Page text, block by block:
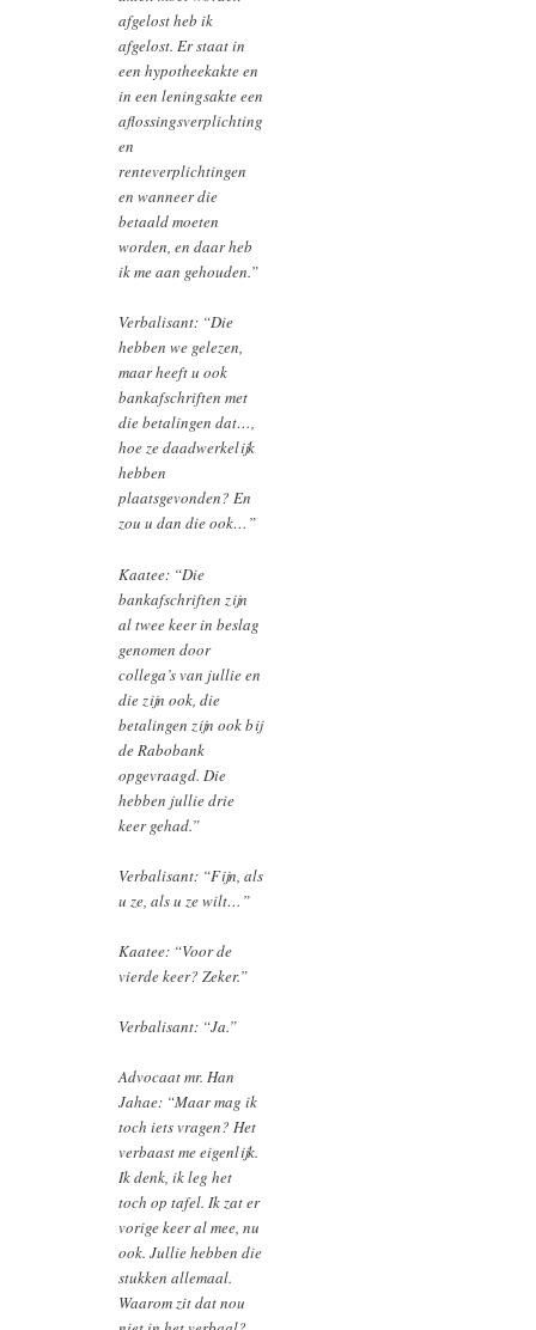
afgelost heb ik
afgelost. Er staat in
een hypotheekakte en
in een leningsakte een
aflossingsverplichting
en
renteverplichtingen
en wanneer die
betaald moeten
worden, en daar heb
ik me aan gehouden.”
Verbalisant: “Die
hebben we gelezen,
maar heeft u ook
bankafschriften met
die betalingen dat…,
hoe ze daadwerkelijk
hebben
plaatsgevonden? En
zou u dan die ook…”
Kaatee: “Die
bankafschriften zijn
al twee keer in beslag
genomen door
collega’s van jullie en
die zijn ook, die
betalingen zijn ook bij
de Rabobank
opgevraagd. Die
hebben jullie drie
keer gehad.”
Verbalisant: “Fijn, als
u ze, als u ze wilt…”
Kaatee: “Voor de
vierde keer? Zeker.”
Verbalisant: “Ja.”
Advocaat mr. Han
Jahae: “Maar mag ik
toch iets vragen? Het
verbaast me eigenlijk.
Ik denk, ik leg het
toch op tafel. Ik zat er
vorige keer al mee, nu
ook. Jullie hebben die
stukken allemaal.
Waarom zit dat nou